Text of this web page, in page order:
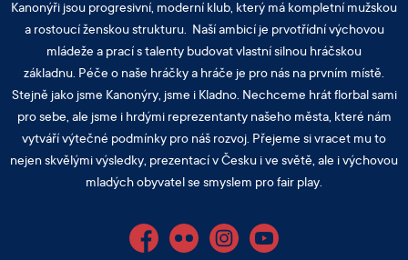
Kanonýři jsou progresivní, moderní klub, který má kompletní mužskou
a rostoucí ženskou strukturu. Naší ambicí je prvotřídní výchovou
mládeže a prací s talenty budovat vlastní silnou hráčskou
základnu. Péče o naše hráčky a hráče je pro nás na prvním místě.
Stejně jako jsme Kanonýry, jsme i Kladno. Nechceme hrát florbal sami
pro sebe, ale jsme i hrdými reprezentanty našeho města, které nám
vytváří výtečné podmínky pro náš rozvoj. Přejeme si vracet mu to
nejen skvělými výsledky, prezentací v Česku i ve světě, ale i výchovou
mladých obyvatel se smyslem pro fair play.
FacebookFlickr InstagramYouTube